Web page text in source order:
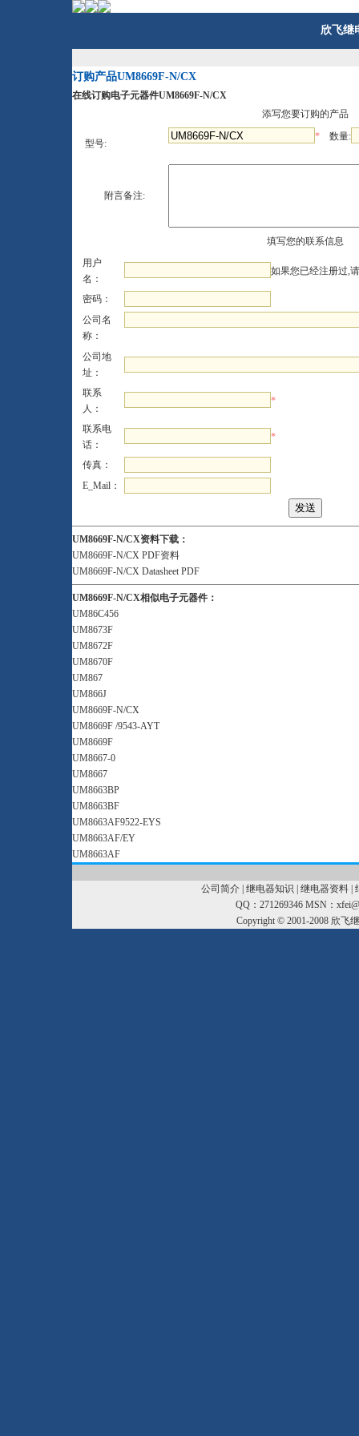
欣飞继
订购产品UM8669F-N/CX
在线订购电子元器件UM8669F-N/CX
添写您要订购的产品
型号:
* 数量:
附言备注:
填写您的联系信息
用户
名：
如果您已经注册过,
密码：
公司名
称：
公司地
址：
联系
人：
*
联系电
话：
*
传真：
E_Mail：
UM8669F-N/CX资料下载：
UM8669F-N/CX PDF资料
UM8669F-N/CX Datasheet PDF
UM8669F-N/CX相似电子元器件：
UM86C456
UM8673F
UM8672F
UM8670F
UM867
UM866J
UM8669F-N/CX
UM8669F /9543-AYT
UM8669F
UM8667-0
UM8667
UM8663BP
UM8663BF
UM8663AF9522-EYS
UM8663AF/EY
UM8663AF
公司简介| 继电器知识 继电器资料|
QQ：271269346 MSN：
Copyright © 2001-2008 欣飞